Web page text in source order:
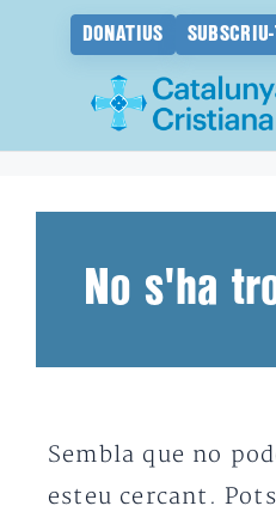
DONATIUS
No s'ha
Sembla que no
esteu cercant.